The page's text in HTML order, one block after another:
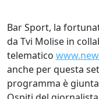
Bar Sport, la
da Tvi Molise in
telematico
anche per questa
programma è